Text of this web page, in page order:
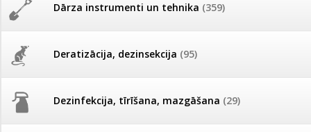
Dārza instrumenti un tehnika (359)
Deratizācija, dezinsekcija (95)
Dezinfekcija, tīrīšana, mazgāšana (29)
Tagad Vitrol GB arī 20kg
iepakojumā!
Tomātu diena 21.augustā
Ievešanas atļaujas 2025